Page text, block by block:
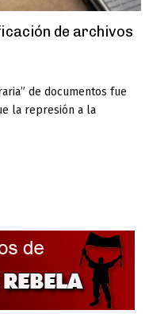
de archivos
de documentos fue
la represión a la